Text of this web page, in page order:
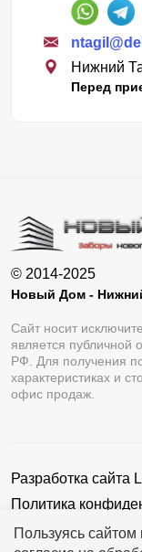
Пользуясь сайтом
Нижний
Перед
© 2014-2025
Новый Дом -
Сайт носит
является
РФ. Для получения
характеристиках и
офис продаж.
Разработка сайта
Политика
Пользовательское